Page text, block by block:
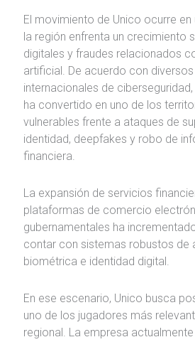
El movimiento de Unico ocurre
la región enfrenta un crecimiento
digitales y fraudes relacionados
artificial. De acuerdo con
internacionales de
ha convertido en uno de los
vulnerables frente a ataques de
identidad, deepfakes y robo de
financiera.
La expansión de servicios
plataformas de comercio
gubernamentales ha
contar con sistemas robustos de
biométrica e identidad digital.
En ese escenario, Unico busca
uno de los jugadores más
regional. La empresa